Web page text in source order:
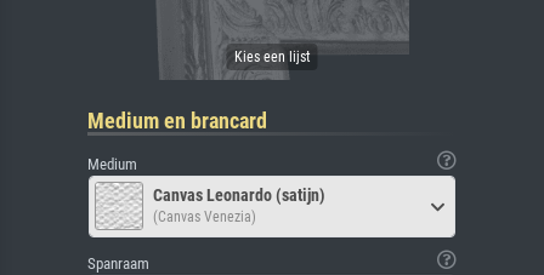
Medium en brancard
Medium
Canvas Leonardo (satijn)
(Canvas Venezia)
Spanraam